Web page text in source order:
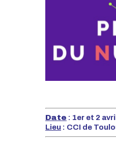
Date : 1er et 2
Lieu : CCI de